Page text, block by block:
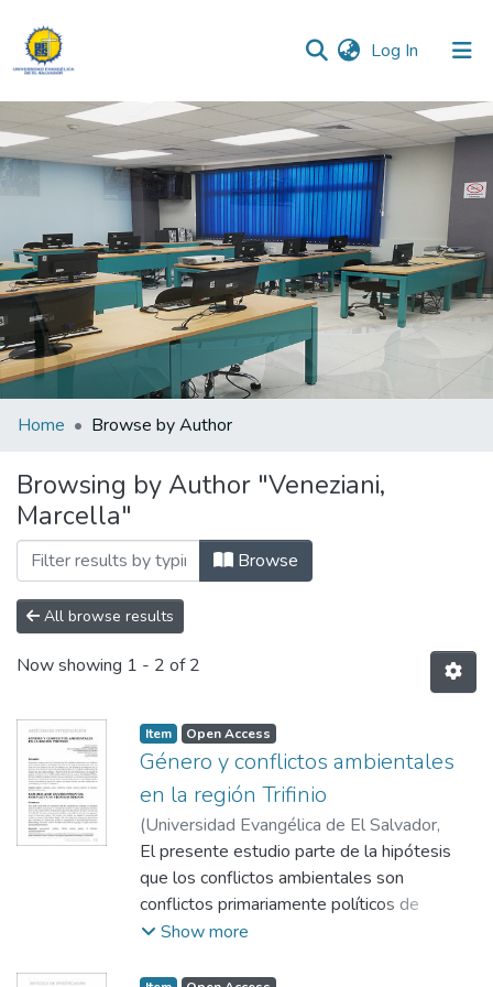
Log In (current)
Communities & Collections
All of DSpace
Home Browse by Author
Browsing by Author "Veneziani,
Marcella"
Browse
All browse results
Now showing 1 - 2 of 2
Item Open Access
Género y conflictos ambientales
en la región Trifinio
(Universidad Evangélica de El Salvador,
2016-09)Veneziani, Marcella
El presente estudio parte de la hipótesis
que los conflictos ambientales son
conflictos primariamente políticos de
desigual distribución de poder,
Show more